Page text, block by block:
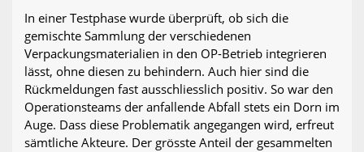
In einer Testphase wurde überprüft, ob sich die
gemischte Sammlung der verschiedenen
Verpackungsmaterialien in den OP-Betrieb integrieren
lässt, ohne diesen zu behindern. Auch hier sind die
Rückmeldungen fast ausschliesslich positiv. So war den
Operationsteams der anfallende Abfall stets ein Dorn im
Auge. Dass diese Problematik angegangen wird, erfreut
sämtliche Akteure. Der grösste Anteil der gesammelten